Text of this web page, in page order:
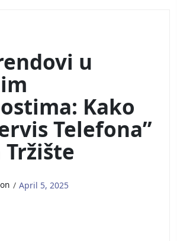
u
Kako
Telefona”
Tržište
April 5, 2025